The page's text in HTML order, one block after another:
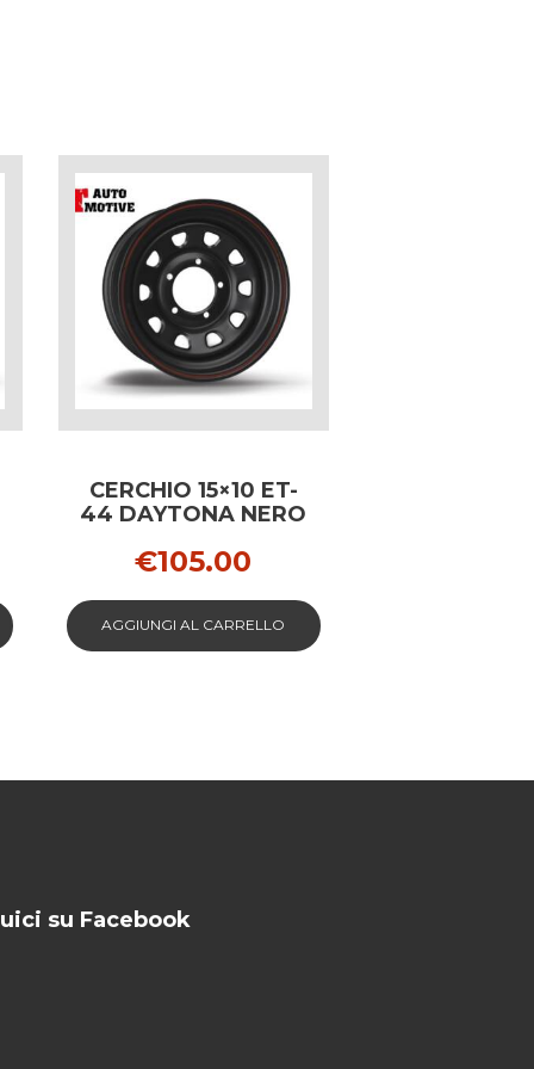
CERCHIO 15×10 ET-
44 DAYTONA NERO
€105.00
AGGIUNGI AL CARRELLO
su Facebook